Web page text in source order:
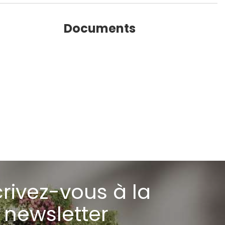
Documents
vous à la
newsletter